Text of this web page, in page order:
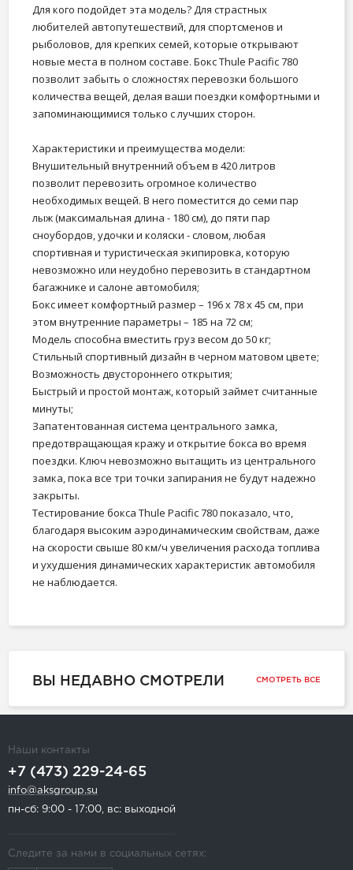
Для кого подойдет эта модель? Для страстных
любителей автопутешествий, для спортсменов и
рыболовов, для крепких семей, которые открывают
новые места в полном составе. Бокс Thule Pacific 780
позволит забыть о сложностях перевозки большого
количества вещей, делая ваши поездки комфортными и
запоминающимися только с лучших сторон.
Характеристики и преимущества модели:
Внушительный внутренний объем в 420 литров
позволит перевозить огромное количество
необходимых вещей. В него поместится до семи пар
лыж (максимальная длина - 180 см), до пяти пар
сноубордов, удочки и коляски - словом, любая
спортивная и туристическая экипировка, которую
невозможно или неудобно перевозить в стандартном
багажнике и салоне автомобиля;
Бокс имеет комфортный размер – 196 х 78 х 45 см, при
этом внутренние параметры – 185 на 72 см;
Модель способна вместить груз весом до 50 кг;
Стильный спортивный дизайн в черном матовом цвете;
Возможность двустороннего открытия;
Быстрый и простой монтаж, который займет считанные
минуты;
Запатентованная система центрального замка,
предотвращающая кражу и открытие бокса во время
поездки. Ключ невозможно вытащить из центрального
замка, пока все три точки запирания не будут надежно
закрыты.
Тестирование бокса Thule Pacific 780 показало, что,
благодаря высоким аэродинамическим свойствам, даже
на скорости свыше 80 км/ч увеличения расхода топлива
и ухудшения динамических характеристик автомобиля
не наблюдается.
ВЫ НЕДАВНО СМОТРЕЛИ СМОТРЕТЬ ВСЕ
Наши контакты
+7 (473) 229-24-65
info@aksgroup.su
пн-сб: 9:00 - 17:00, вс: выходной
Следите за нами в социальных сетях: